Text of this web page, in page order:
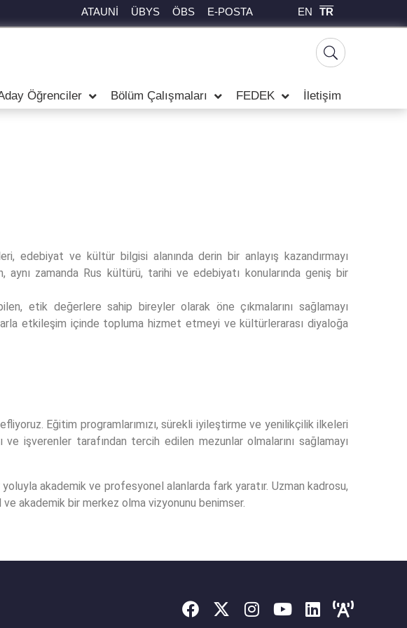
ATAUNİ ÜBYS ÖBS E-POSTA EN TR
Öğrenciler Bölüm Çalışmaları FEDEK İletişim
edebiyat ve kültür bilgisi alanında derin bir anlayış kazandırmayı
aynı zamanda Rus kültürü, tarihi ve edebiyatı konularında geniş bir
etik değerlere sahip bireyler olarak öne çıkmalarını sağlamayı
etkileşim içinde topluma hizmet etmeyi ve kültürlerarası diyaloğa
Eğitim programlarımızı, sürekli iyileştirme ve yenilikçilik ilkeleri
işverenler tarafından tercih edilen mezunlar olmalarını sağlamayı
akademik ve profesyonel alanlarda fark yaratır. Uzman kadrosu,
akademik bir merkez olma vizyonunu benimser.